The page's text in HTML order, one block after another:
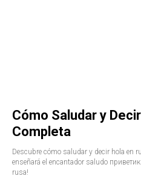
Cómo Saludar y
Completa
Descubre cómo saludar y decir hola en
enseñará el encantador saludo
rusa!